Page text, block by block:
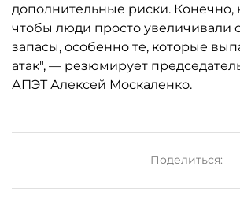
дополнительные риски. Конечно,
чтобы люди просто увеличивали
запасы, особенно те, которые
атак", — резюмирует
АПЭТ Алексей Москаленко.
Поделиться: